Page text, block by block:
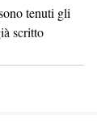
tenuti gli
scritto